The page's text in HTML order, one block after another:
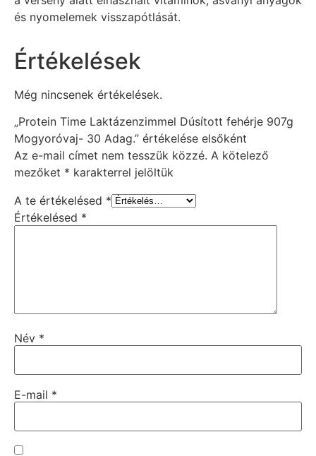
és nyomelemek visszapótlását.
Értékelések
Még nincsenek értékelések.
„Protein Time Laktázenzimmel Dúsított fehérje 907g
Mogyoróvaj- 30 Adag.” értékelése elsőként
Az e-mail címet nem tesszük közzé. A kötelező
mezőket * karakterrel jelöltük
A te értékelésed *
Értékelésed *
Név *
E-mail *